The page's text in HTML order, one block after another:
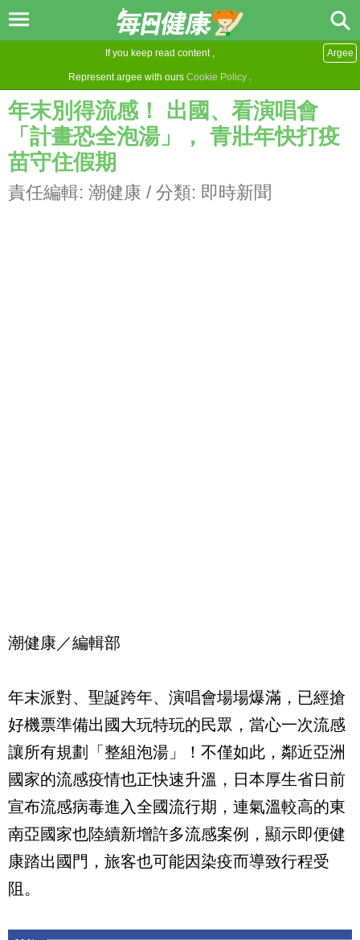
If you keep read content ,
Represent argee with ours Cookie Policy .
Argee
年末別得流感！ 出國、看演唱會
「計畫恐全泡湯」， 青壯年快打疫
苗守住假期
責任編輯: 潮健康 / 分類: 即時新聞
潮健康／編輯部
年末派對、聖誕跨年、演唱會場場爆滿，已經搶
好機票準備出國大玩特玩的民眾，當心一次流感
讓所有規劃「整組泡湯」！不僅如此，鄰近亞洲
國家的流感疫情也正快速升溫，日本厚生省日前
宣布流感病毒進入全國流行期，連氣溫較高的東
南亞國家也陸續新增許多流感案例，顯示即便健
康踏出國門，旅客也可能因染疫而導致行程受
阻。